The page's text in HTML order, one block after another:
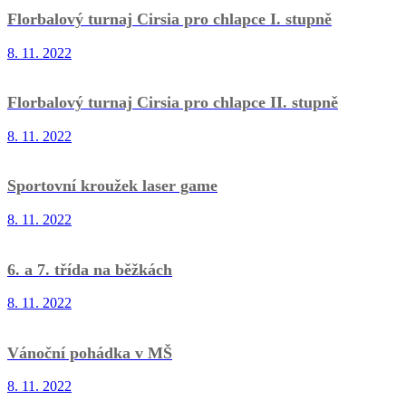
Florbalový turnaj Cirsia pro chlapce I. stupně
8. 11. 2022
Florbalový turnaj Cirsia pro chlapce II. stupně
8. 11. 2022
Sportovní kroužek laser game
8. 11. 2022
6. a 7. třída na běžkách
8. 11. 2022
Vánoční pohádka v MŠ
8. 11. 2022